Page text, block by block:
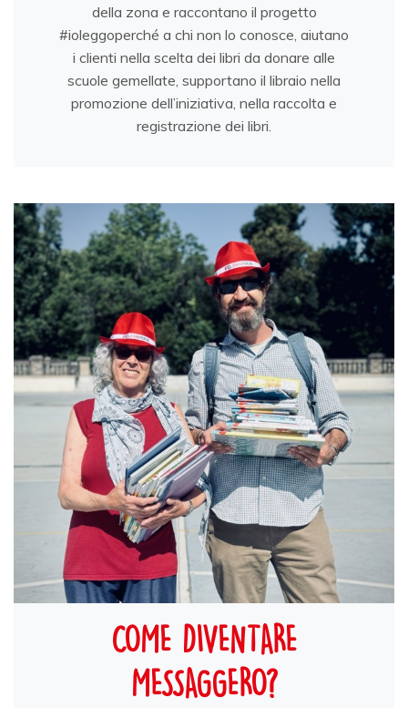
della zona e raccontano il progetto
#ioleggoperché a chi non lo conosce, aiutano
i clienti nella scelta dei libri da donare alle
scuole gemellate, supportano il libraio nella
promozione dell’iniziativa, nella raccolta e
registrazione dei libri.
COME DIVENTARE
MESSAGGERO?